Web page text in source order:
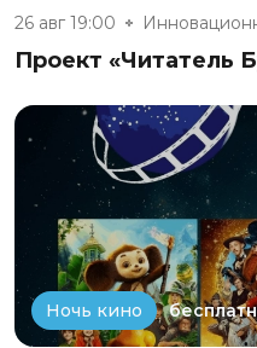
26 авг 19:00
Проект «Читатель
Ночь кино